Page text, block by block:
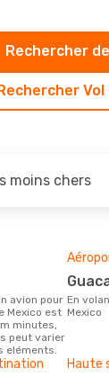
Vol
Rechercher
moins chers
Mexico est
minutes,
peut varier
eléments.
En volant de Guanacaste à
Mexico
Haute